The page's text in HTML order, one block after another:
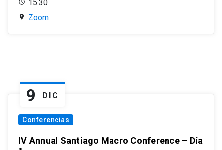
15:30
Zoom
9 DIC
Conferencias
IV Annual Santiago Macro Conference – Día